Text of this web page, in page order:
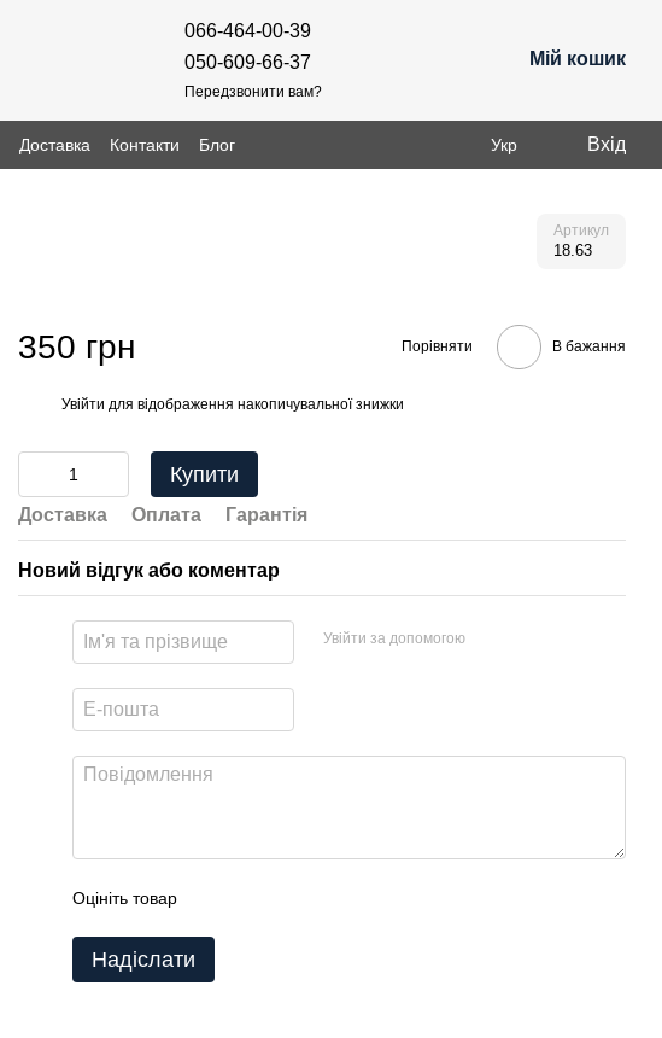
066-464-00-39
050-609-66-37
Передзвонити вам?
Мій кошик
Доставка Контакти Блог Укр Вхід
Артикул
18.63
350 грн Порівняти В бажання
Увійти для відображення накопичувальної знижки
Купити
Доставка Оплата Гарантія
Новий відгук або коментар
Увійти за допомогою
Оцініть товар
Надіслати